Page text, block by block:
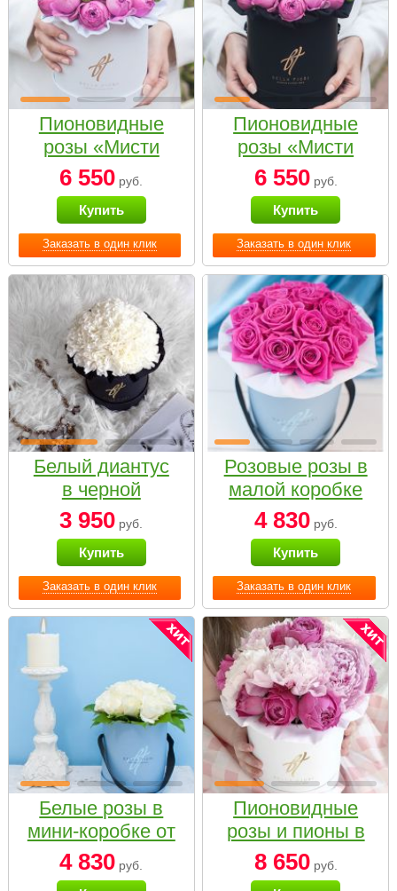
Заказать в один клик
Пионовидные
розы «Мисти
бабблс» в белой
коробке Small
6 550 руб.
Купить
Заказать в один клик
Пионовидные
розы «Мисти
бабблс» в
черной коробке
Small
6 550руб.
Купить
Заказать в один клик
Белый диантус
в черной
коробке Small
3 950 руб.
Купить
Заказать в один клик
Розовые розы в
малой коробке
4 830руб.
Купить
Белые розы в
мини-коробке от
Bella Fiori
4 830 руб.
Пионовидные
розы и пионы в
белой коробке
Small
8 650руб.